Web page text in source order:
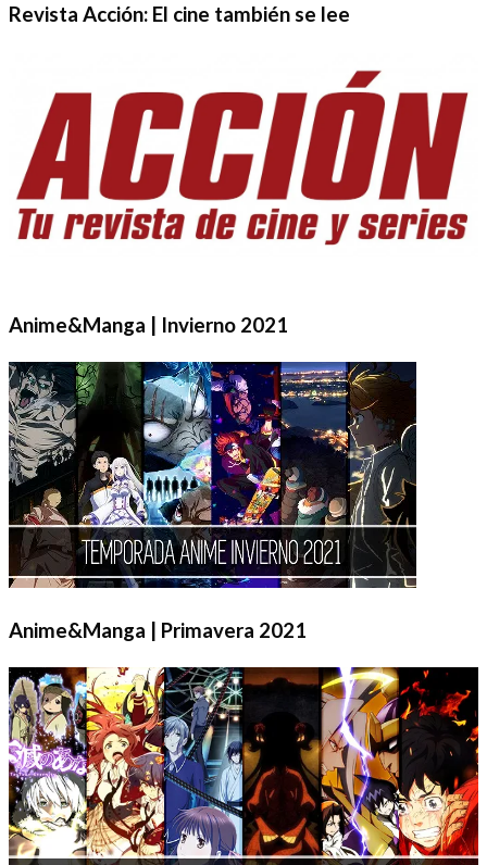
Revista Acción: El cine también se lee
Anime&Manga | Invierno 2021
Anime&Manga | Primavera 2021